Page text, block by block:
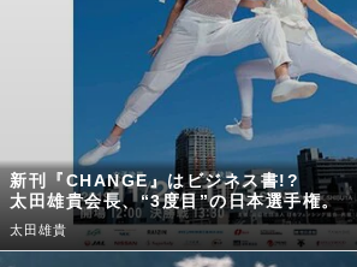
新刊『CHANGE』はビジネス書!?
太田雄貴会長、“3度目”の日本選手権。
太田雄貴